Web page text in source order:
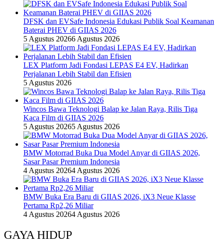
DFSK dan EVSafe Indonesia Edukasi Publik Soal Keamanan
Baterai PHEV di GIIAS 2026
5 Agustus 20266 Agustus 2026
LEX Platform Jadi Fondasi LEPAS E4 EV, Hadirkan
Perjalanan Lebih Stabil dan Efisien
5 Agustus 2026
Wincos Bawa Teknologi Balap ke Jalan Raya, Rilis Tiga
Kaca Film di GIIAS 2026
5 Agustus 20265 Agustus 2026
BMW Motorrad Buka Dua Model Anyar di GIIAS 2026,
Sasar Pasar Premium Indonesia
4 Agustus 20264 Agustus 2026
BMW Buka Era Baru di GIIAS 2026, iX3 Neue Klasse
Pertama Rp2,26 Miliar
4 Agustus 20264 Agustus 2026
GAYA HIDUP